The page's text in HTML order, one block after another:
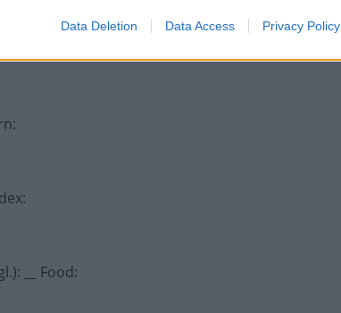
Data Deletion Data Access Privacy Policy
:
:
__ Food: